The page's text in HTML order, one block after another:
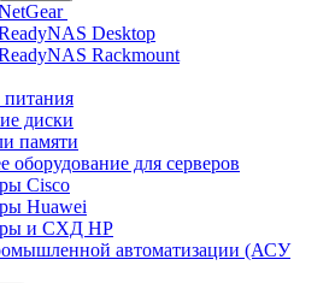
Desktop
Rackmount
диски
памяти
оборудование для серверов
Cisco
Huawei
и СХД HP
автоматизации (АСУ